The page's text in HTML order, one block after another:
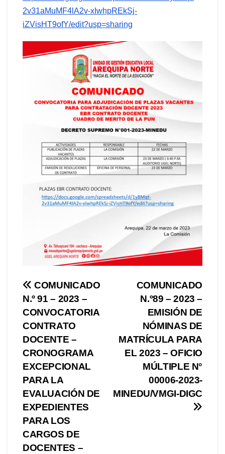
2v31aMuMF4lA2v-xIwhpREkSj-
iZVisHT9ofY/edit?usp=sharing
Navegación
de
entradas
COMUNICADO
N.º89 – 2023 –
EMISIÓN DE
NÓMINAS DE
MATRÍCULA PARA
EL 2023 – OFICIO
MÚLTIPLE N°
00006-2023-
MINEDU/VMGI-DIGC
COMUNICADO
N.º 91 – 2023 –
CONVOCATORIA
CONTRATO
DOCENTE –
CRONOGRAMA
EXCEPCIONAL
PARA LA
EVALUACIÓN DE
EXPEDIENTES
PARA LOS
CARGOS DE
DOCENTES –